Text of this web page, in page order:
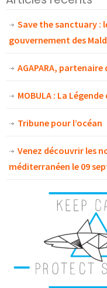
Save the sanctuary :
gouvernement des
AGAPARA,
MOBULA : La
Tribune pour l’océan
Venez découvrir les
méditerranéen le 09